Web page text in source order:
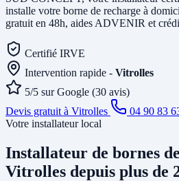
installe votre borne de recharge à
gratuit en 48h, aides ADVENIR et
Certifié IRVE
Intervention rapide - Vitrolles
5/5 sur Google (30 avis)
Devis gratuit à Vitrolles
04 90 83
Votre installateur local
Installateur de bornes
Vitrolles depuis plus de